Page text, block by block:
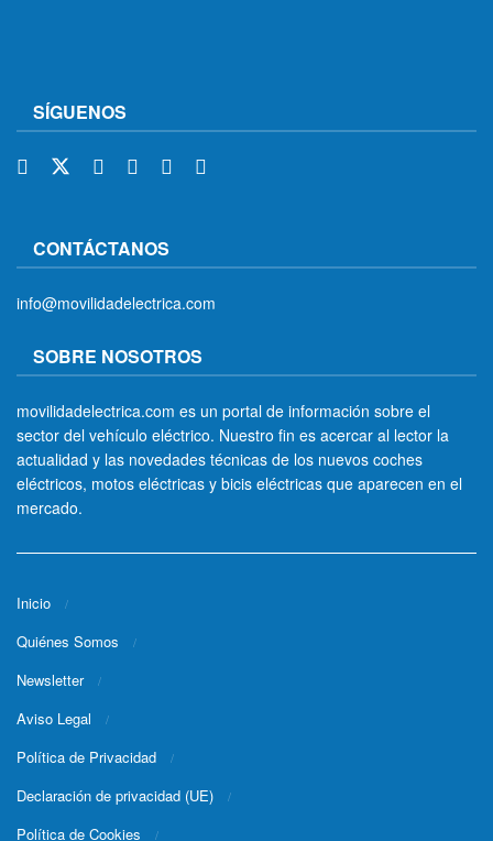
SÍGUENOS
CONTÁCTANOS
info@movilidadelectrica.com
SOBRE NOSOTROS
movilidadelectrica.com es un portal de información sobre el
sector del vehículo eléctrico. Nuestro fin es acercar al lector la
actualidad y las novedades técnicas de los nuevos coches
eléctricos, motos eléctricas y bicis eléctricas que aparecen en el
mercado.
Inicio
Quiénes Somos
Newsletter
Aviso Legal
Política de Privacidad
Declaración de privacidad (UE)
Política de Cookies